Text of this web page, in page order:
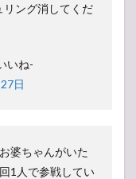
ング消してくだ
いね-
日
婆ちゃんがいた
1人で参戦してい